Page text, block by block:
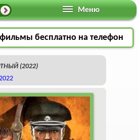
Меню
бесплатно на телефон
(2022)